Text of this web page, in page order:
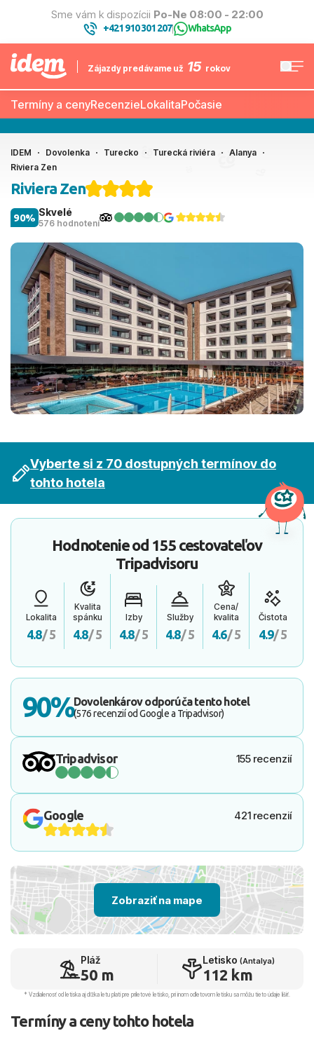
Sme vám k dispozícii Po-Ne 08:00 - 22:00
+421 910 301 207| WhatsApp
Zájazdy predávame už 15 rokov
Termíny a cenyRecenzieLokalitaPočasie
IDEM Dovolenka Turecko Turecká riviéra
Alanya
Riviera Zen
Riviera Zen
Skvelé
576 hodnotení
90%
Vyberte si z 70 dostupných termínov do
tohto hotela
Hodnotenie od 155 cestovateľov
Tripadvisoru
Lokalita
4.8/ 5
Kvalita
spánku
4.8/ 5
Izby
4.8/ 5
Služby
4.8/ 5
Cena/
kvalita
4.6/ 5
Čistota
4.9/ 5
90%Dovolenkárov odporúča tento hotel
(576 recenzií od Google a Tripadvisor)
Tripadvisor 155 recenzií
Google 421 recenzií
Zobraziť na mape
Pláž
50 m
Letisko (Antalya)
112 km
* Vzdialenosť od letiska aj dľžka letu platí pre príletové letisko, pri inom odletovom letisku sa môžu tieto údaje líšiť.
Termíny a ceny tohto hotela